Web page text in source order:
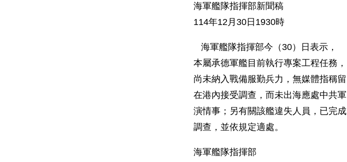
海軍艦隊指揮部新聞稿
114年12月30日1930時
海軍艦隊指揮部今（30）日表示，
本屬承德軍艦目前執行專案工程任務，
尚未納入戰備服勤兵力，無媒體指稱留
在港內接受調查，而未出海應處中共軍
演情事；另有關該艦違失人員，已完成
調查，並依規定適處。
海軍艦隊指揮部